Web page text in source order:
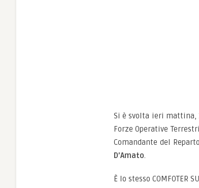
Si è svolta ieri mattina,
Forze Operative Terrestri
Comandante del
D’Amato.
È lo stesso COMFOTER